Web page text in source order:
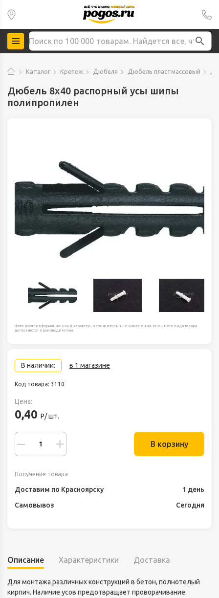
Каталог Крепеж Дюбеля Дюбель пластмассовый
Дюбель 8х40 распорный усы шипы
полипропилен
Фото носят информационный характер, незначительные изменения внешнего вида товара
допускаются производителем.
В наличии: в 1 магазине
Код товара: 3110
Цена:
0,40 Р/ шт.
В корзину
Получение товара
Доставим по Красноярску
1 день
Самовывоз
Сегодня
Описание Характеристики Доставка
Для монтажа различных конструкций в бетон, полнотелый
кирпич. Наличие усов предотвращает проворачивание